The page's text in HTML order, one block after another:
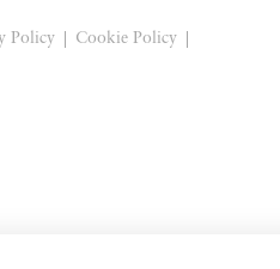
Policy Cookie Policy